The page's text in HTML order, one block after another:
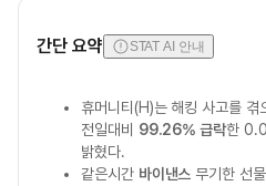
간단 요약 STAT AI 안내
휴머니티(H)는 해킹 사고를 겪
전일대비 99.26% 급락한
밝혔다.
같은시간 바이낸스 무기한 선